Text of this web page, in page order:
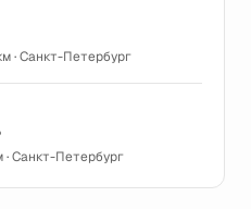
· Санкт-Петербург
· Санкт-Петербург